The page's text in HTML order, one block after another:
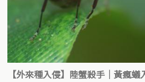
【外來種入侵】陸蟹殺手｜黃瘋蟻